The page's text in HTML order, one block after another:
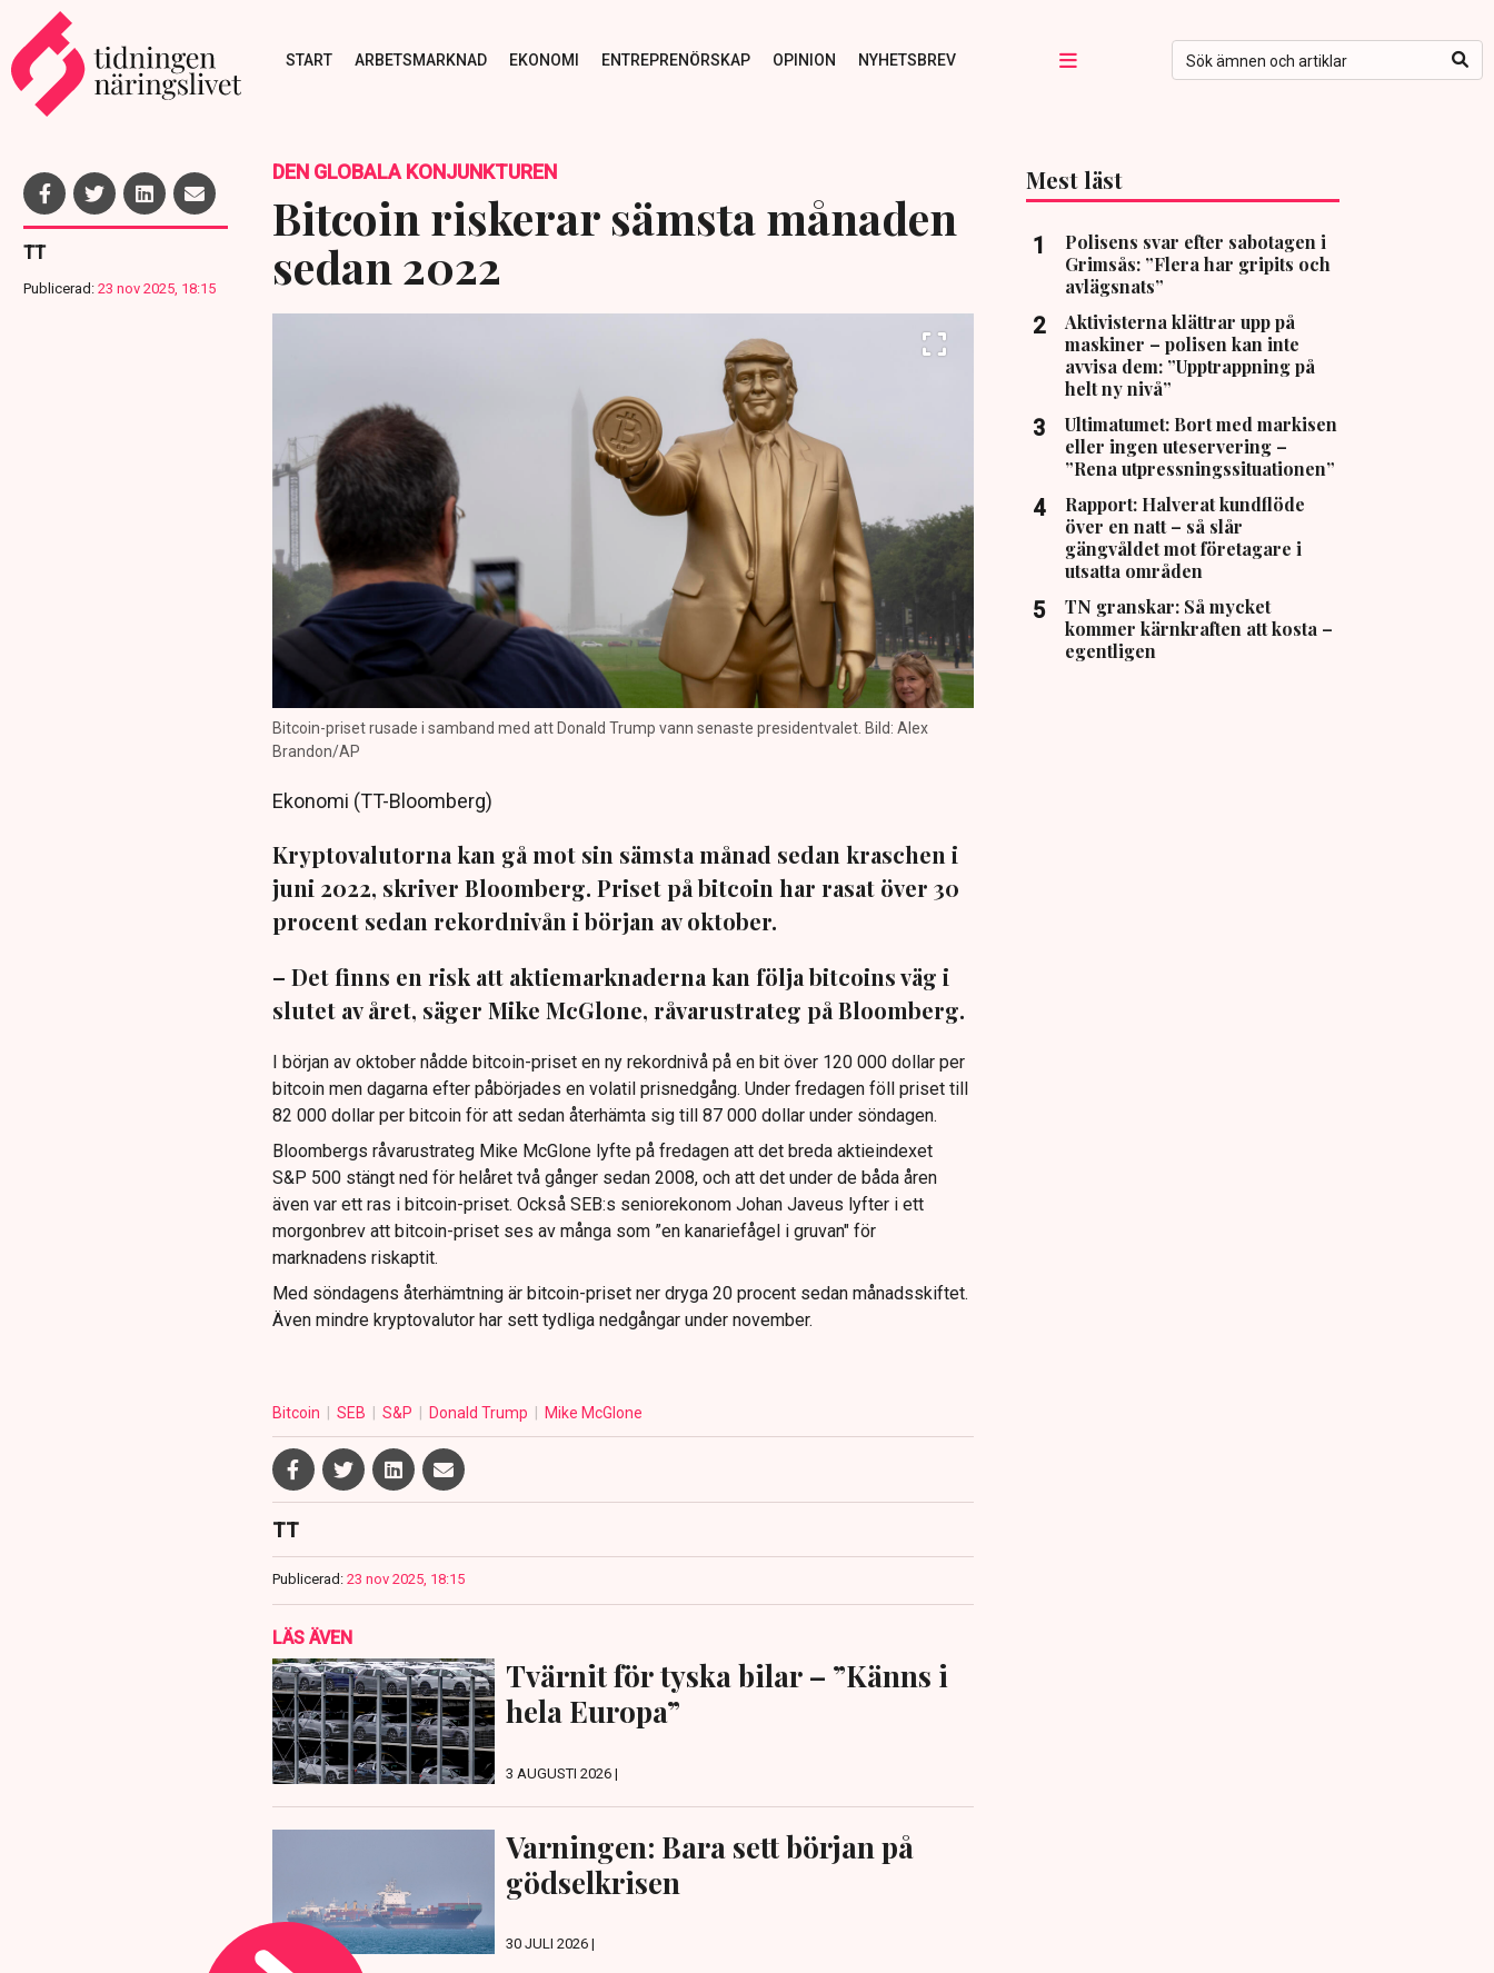
START ARBETSMARKNAD EKONOMI ENTREPRENÖRSKAP OPINION NYHETSBREV
TT
Publicerad: 23 nov 2025, 18:15
DEN GLOBALA KONJUNKTUREN
Bitcoin riskerar sämsta månaden
sedan 2022
Bitcoin-priset rusade i samband med att Donald Trump vann senaste presidentvalet. Bild: Alex
Brandon/AP
Ekonomi (TT-Bloomberg)
Kryptovalutorna kan gå mot sin sämsta månad sedan kraschen i
juni 2022, skriver Bloomberg. Priset på bitcoin har rasat över 30
procent sedan rekordnivån i början av oktober.
– Det finns en risk att aktiemarknaderna kan följa bitcoins väg i
slutet av året, säger Mike McGlone, råvarustrateg på Bloomberg.
I början av oktober nådde bitcoin-priset en ny rekordnivå på en bit över 120 000 dollar per
bitcoin men dagarna efter påbörjades en volatil prisnedgång. Under fredagen föll priset till
82 000 dollar per bitcoin för att sedan återhämta sig till 87 000 dollar under söndagen.
Bloombergs råvarustrateg Mike McGlone lyfte på fredagen att det breda aktieindexet
S&P 500 stängt ned för helåret två gånger sedan 2008, och att det under de båda åren
även var ett ras i bitcoin-priset. Också SEB:s seniorekonom Johan Javeus lyfter i ett
morgonbrev att bitcoin-priset ses av många som ”en kanariefågel i gruvan" för
marknadens riskaptit.
Med söndagens återhämtning är bitcoin-priset ner dryga 20 procent sedan månadsskiftet.
Även mindre kryptovalutor har sett tydliga nedgångar under november.
Bitcoin SEB S&P Donald Trump Mike McGlone
TT
Publicerad: 23 nov 2025, 18:15
LÄS ÄVEN
Tvärnit för tyska bilar – ”Känns i
hela Europa”
3 AUGUSTI 2026 |
Varningen: Bara sett början på
gödselkrisen
30 JULI 2026 |
Mest läst
Polisens svar efter sabotagen i
Grimsås: ”Flera har gripits och
avlägsnats”
Aktivisterna klättrar upp på
maskiner – polisen kan inte
avvisa dem: ”Upptrappning på
helt ny nivå”
Ultimatumet: Bort med markisen
eller ingen uteservering –
”Rena utpressningssituationen”
Rapport: Halverat kundflöde
över en natt – så slår
gängvåldet mot företagare i
utsatta områden
TN granskar: Så mycket
kommer kärnkraften att kosta –
egentligen